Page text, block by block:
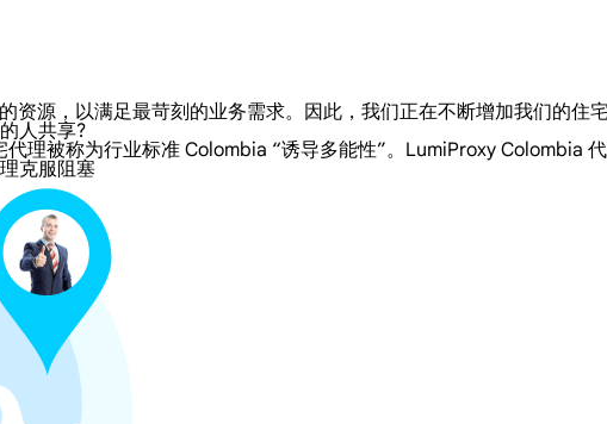
资源，以满足最苛刻的业务需求。因此，我们正在不断增加我们的住
人共享?
理被称为行业标准 Colombia “诱导多能性”。LumiProxy Colombia
克服阻塞